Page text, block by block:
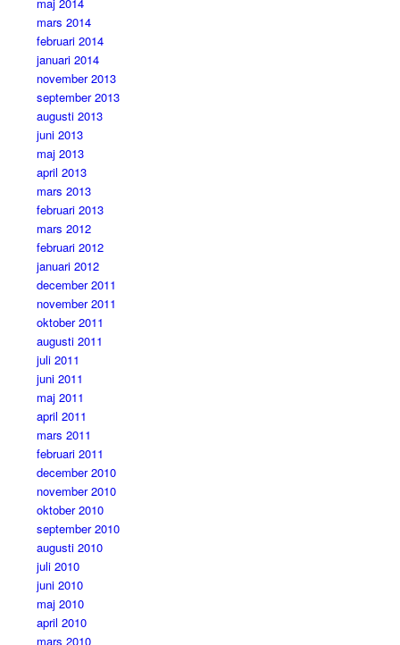
mars 2014
februari 2014
januari 2014
november 2013
september 2013
augusti 2013
juni 2013
maj 2013
april 2013
mars 2013
februari 2013
mars 2012
februari 2012
januari 2012
december 2011
november 2011
oktober 2011
augusti 2011
juli 2011
juni 2011
maj 2011
april 2011
mars 2011
februari 2011
december 2010
november 2010
oktober 2010
september 2010
augusti 2010
juli 2010
juni 2010
maj 2010
april 2010
mars 2010